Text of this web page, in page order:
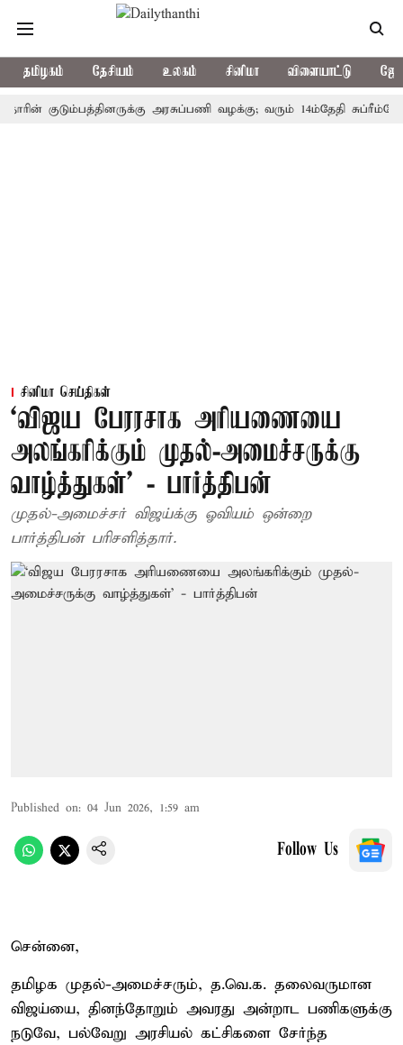
தமிழகம் தேசியம் உலகம் சினிமா விளையாட்டு
அரசுப்பணி வழக்கு; வரும் 14ம்தேதி
சினிமா செய்திகள்
‘விஜய பேரரசாக அரியணையை
அலங்கரிக்கும் முதல்-அமைச்சருக்கு
வாழ்த்துகள்’ - பார்த்திபன்
முதல்-அமைச்சர் விஜய்க்கு ஓவியம் ஒன்றை
பார்த்திபன் பரிசளித்தார்.
Published on: 04 Jun 2026, 1:59 am
Follow Us
சென்னை,
தமிழக முதல்-அமைச்சரும், த.வெ.க. தலைவருமான
விஜய்யை, தினந்தோறும் அவரது அன்றாட பணிகளுக்கு
நடுவே, பல்வேறு அரசியல் கட்சிகளை சேர்ந்த